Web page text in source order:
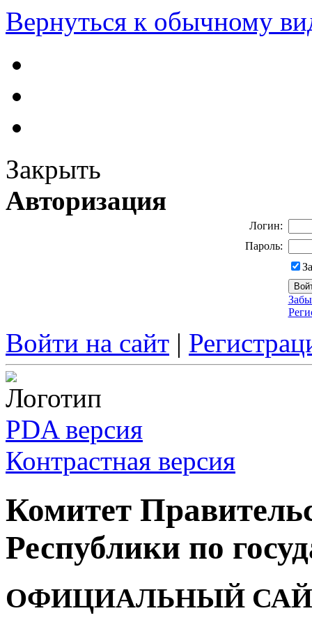
Вернуться к обычному
Закрыть
Авторизация
Логин:
Пароль:
Войти на сайт |
PDA версия
Контрастная версия
Комитет
Республики по
ОФИЦИАЛЬНЫЙ